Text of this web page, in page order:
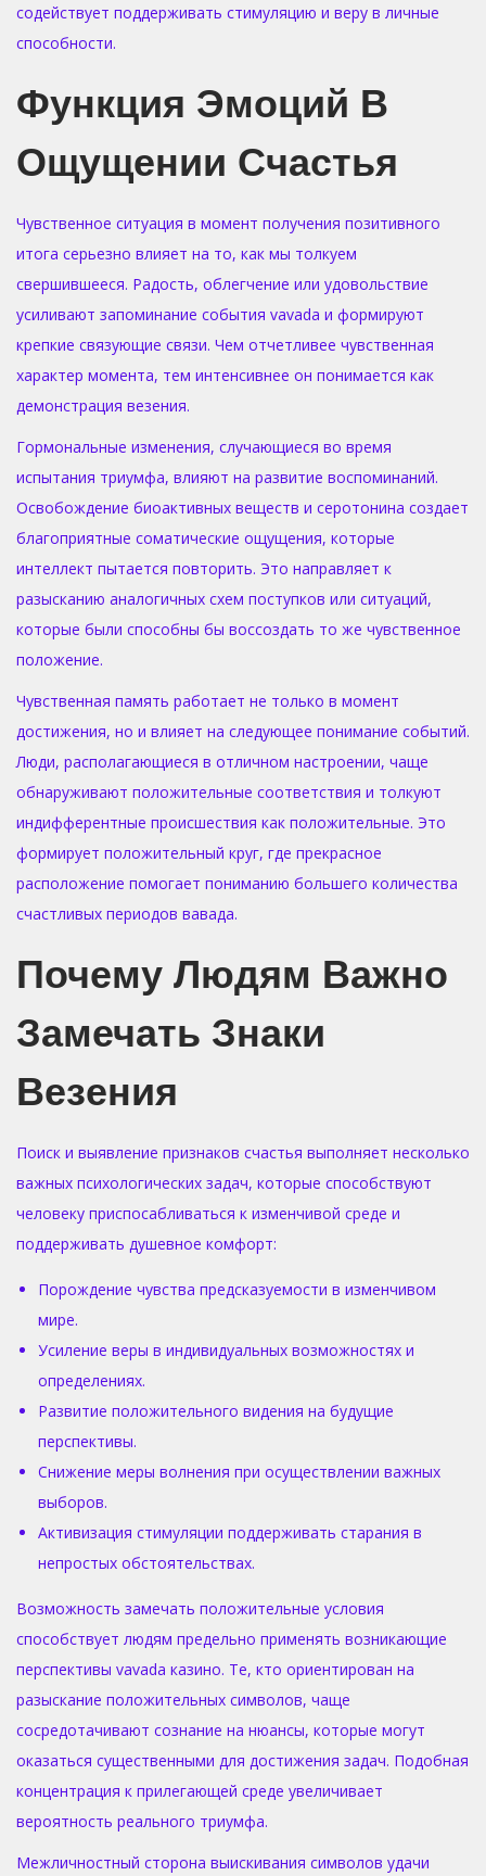
содействует поддерживать стимуляцию и веру в личные
способности.
Функция Эмоций В
Ощущении Счастья
Чувственное ситуация в момент получения позитивного
итога серьезно влияет на то, как мы толкуем
свершившееся. Радость, облегчение или удовольствие
усиливают запоминание события vavada и формируют
крепкие связующие связи. Чем отчетливее чувственная
характер момента, тем интенсивнее он понимается как
демонстрация везения.
Гормональные изменения, случающиеся во время
испытания триумфа, влияют на развитие воспоминаний.
Освобождение биоактивных веществ и серотонина создает
благоприятные соматические ощущения, которые
интеллект пытается повторить. Это направляет к
разысканию аналогичных схем поступков или ситуаций,
которые были способны бы воссоздать то же чувственное
положение.
Чувственная память работает не только в момент
достижения, но и влияет на следующее понимание событий.
Люди, располагающиеся в отличном настроении, чаще
обнаруживают положительные соответствия и толкуют
индифферентные происшествия как положительные. Это
формирует положительный круг, где прекрасное
расположение помогает пониманию большего количества
счастливых периодов вавада.
Почему Людям Важно
Замечать Знаки
Везения
Поиск и выявление признаков счастья выполняет несколько
важных психологических задач, которые способствуют
человеку приспосабливаться к изменчивой среде и
поддерживать душевное комфорт:
Порождение чувства предсказуемости в изменчивом
мире.
Усиление веры в индивидуальных возможностях и
определениях.
Развитие положительного видения на будущие
перспективы.
Снижение меры волнения при осуществлении важных
выборов.
Активизация стимуляции поддерживать старания в
непростых обстоятельствах.
Возможность замечать положительные условия
способствует людям предельно применять возникающие
перспективы vavada казино. Те, кто ориентирован на
разыскание положительных символов, чаще
сосредотачивают сознание на нюансы, которые могут
оказаться существенными для достижения задач. Подобная
концентрация к прилегающей среде увеличивает
вероятность реального триумфа.
Межличностный сторона выискивания символов удачи